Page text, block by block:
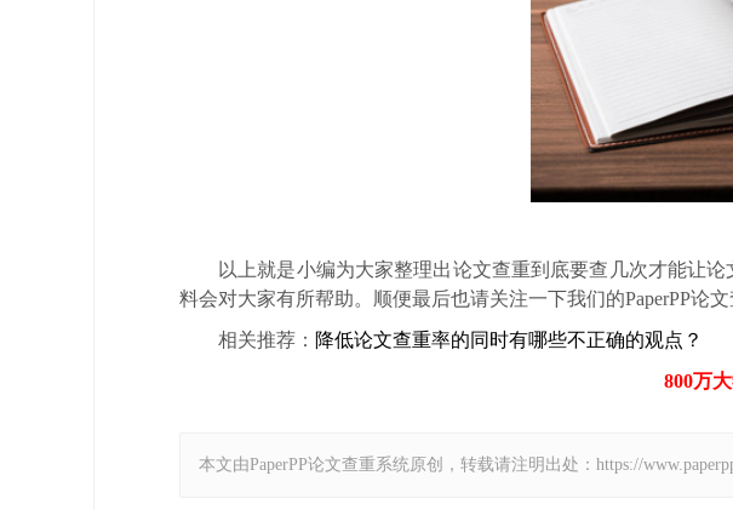
以上就是小编为大家整理出论文查重到底要查几次才能让
料会对大家有所帮助。顺便最后也请关注一下我们的PaperPP论
相关推荐： 降低论文查重率的同时有哪些不正确的观点？
800万
本文由PaperPP论文查重系统原创，转载请注明出处：https://